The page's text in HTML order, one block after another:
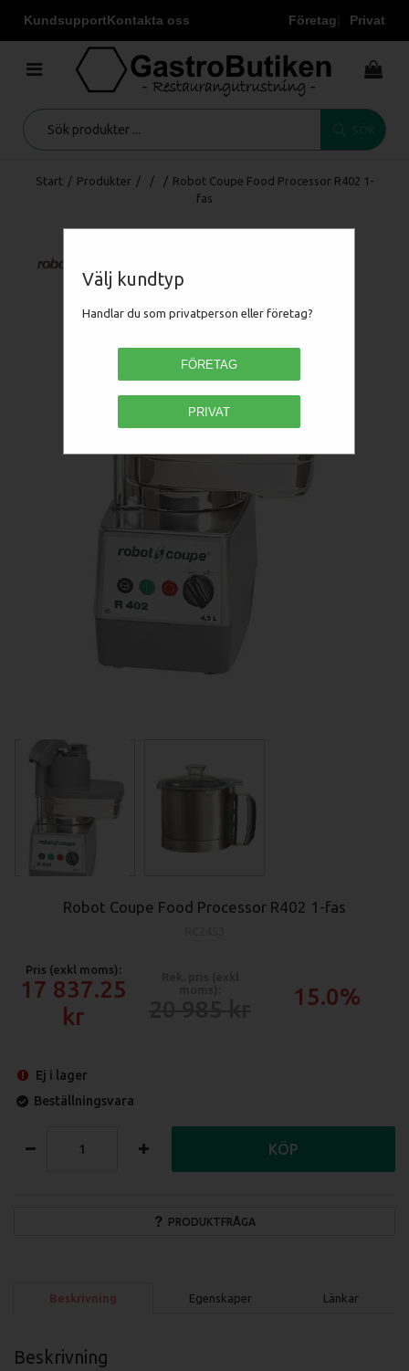
KundsupportKontakta oss Företag Privat
Välj kundtyp
Handlar du som privatperson eller företag?
FÖRETAG
PRIVAT
Start / Produkter / / / Robot Coupe Food Processor R402 1-
fas
Robot Coupe Food Processor R402 1-fas
Pris (exkl moms):
17 837.25 15.0%
Ej i lager
Beställningsvara
PRODUKTFRÅGA
KÖP
Beskrivning Egenskaper Länkar
Beskrivning